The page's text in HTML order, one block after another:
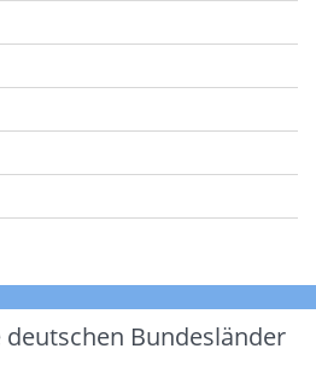
Bundesländer